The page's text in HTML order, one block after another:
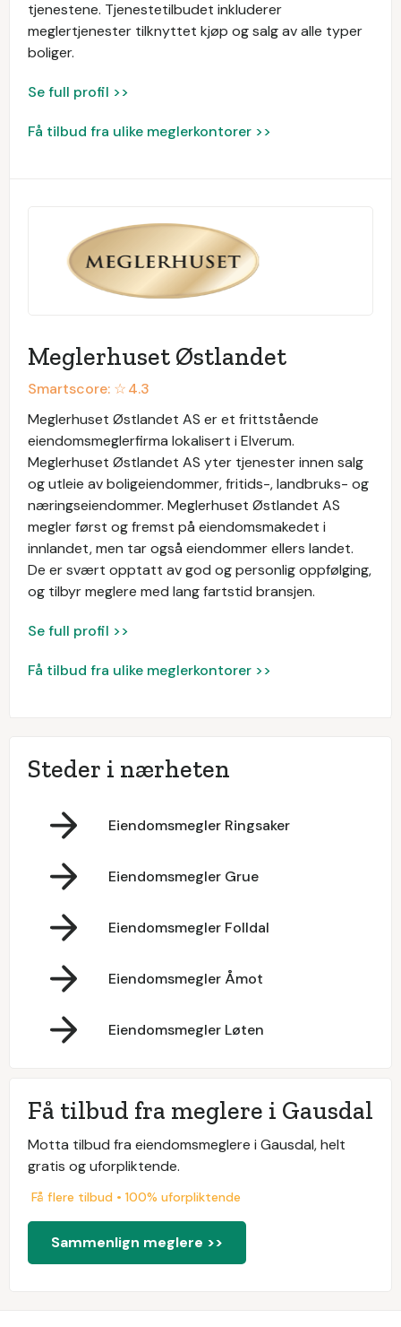
tjenestene. Tjenestetilbudet inkluderer
meglertjenester tilknyttet kjøp og salg av alle typer
boliger.
Se full profil >>
Få tilbud fra ulike meglerkontorer >>
Meglerhuset Østlandet
Smartscore: ☆4.3
Meglerhuset Østlandet AS er et frittstående
eiendomsmeglerfirma lokalisert i Elverum.
Meglerhuset Østlandet AS yter tjenester innen salg
og utleie av boligeiendommer, fritids-, landbruks- og
næringseiendommer. Meglerhuset Østlandet AS
megler først og fremst på eiendomsmakedet i
innlandet, men tar også eiendommer ellers landet.
De er svært opptatt av god og personlig oppfølging,
og tilbyr meglere med lang fartstid bransjen.
Se full profil >>
Få tilbud fra ulike meglerkontorer >>
Steder i nærheten
Eiendomsmegler Ringsaker
Eiendomsmegler Grue
Eiendomsmegler Folldal
Eiendomsmegler Åmot
Eiendomsmegler Løten
Få tilbud fra meglere i Gausdal
Motta tilbud fra eiendomsmeglere i Gausdal, helt
gratis og uforpliktende.
Få flere tilbud • 100% uforpliktende
Sammenlign meglere >>